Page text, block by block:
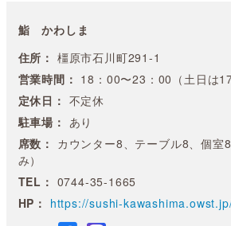
鮨 かわしま
住所： 橿原市石川町291-1
営業時間： 18：00〜23：00（土日は
定休日： 不定休
駐車場： あり
席数： カウンター8、テーブル8、個室
み）
TEL： 0744-35-1665
HP： https://sushi-